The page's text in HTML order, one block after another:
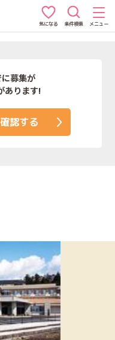
気になる 条件検索 メニュー
募集が
あります!
認する